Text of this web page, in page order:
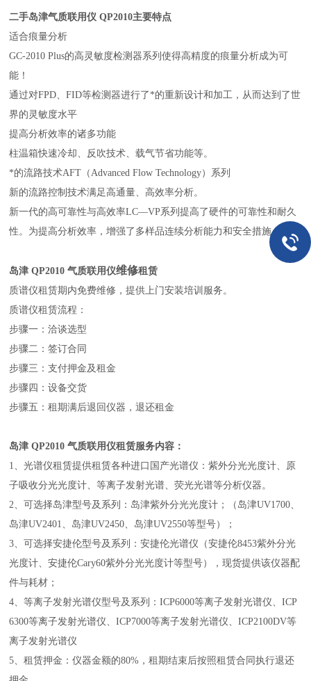
二手岛津气质联用仪 QP2010主要特点
适合痕量分析
GC-2010 Plus的高灵敏度检测器系列使得高精度的痕量分析成为可
能！
通过对FPD、FID等检测器进行了*的重新设计和加工，从而达到了世
界的灵敏度水平
提高分析效率的诸多功能
柱温箱快速冷却、反吹技术、载气节省功能等。
*的流路技术AFT（Advanced Flow Technology）系列
新的流路控制技术满足高通量、高效率分析。
新一代的高可靠性与高效率LC—VP系列提高了硬件的可靠性和耐久
性。为提高分析效率，增强了多样品连续分析能力和安全措施。
岛津 QP2010 气质联用仪维修租赁
质谱仪租赁期内免费维修，提供上门安装培训服务。
质谱仪租赁流程：
步骤一：洽谈选型
步骤二：签订合同
步骤三：支付押金及租金
步骤四：设备交货
步骤五：租期满后退回仪器，退还租金
岛津 QP2010 气质联用仪租赁服务内容：
1、光谱仪租赁提供租赁各种进口国产光谱仪：紫外分光光度计、原
子吸收分光光度计、等离子发射光谱、荧光光谱等分析仪器。
2、可选择岛津型号及系列：岛津紫外分光光度计；（岛津UV1700、
岛津UV2401、岛津UV2450、岛津UV2550等型号）；
3、可选择安捷伦型号及系列：安捷伦光谱仪（安捷伦8453紫外分光
光度计、安捷伦Cary60紫外分光光度计等型号），现货提供该仪器配
件与耗材；
4、等离子发射光谱仪型号及系列：ICP6000等离子发射光谱仪、ICP
6300等离子发射光谱仪、ICP7000等离子发射光谱仪、ICP2100DV等
离子发射光谱仪
5、租赁押金：仪器金额的80%，租期结束后按照租赁合同执行退还